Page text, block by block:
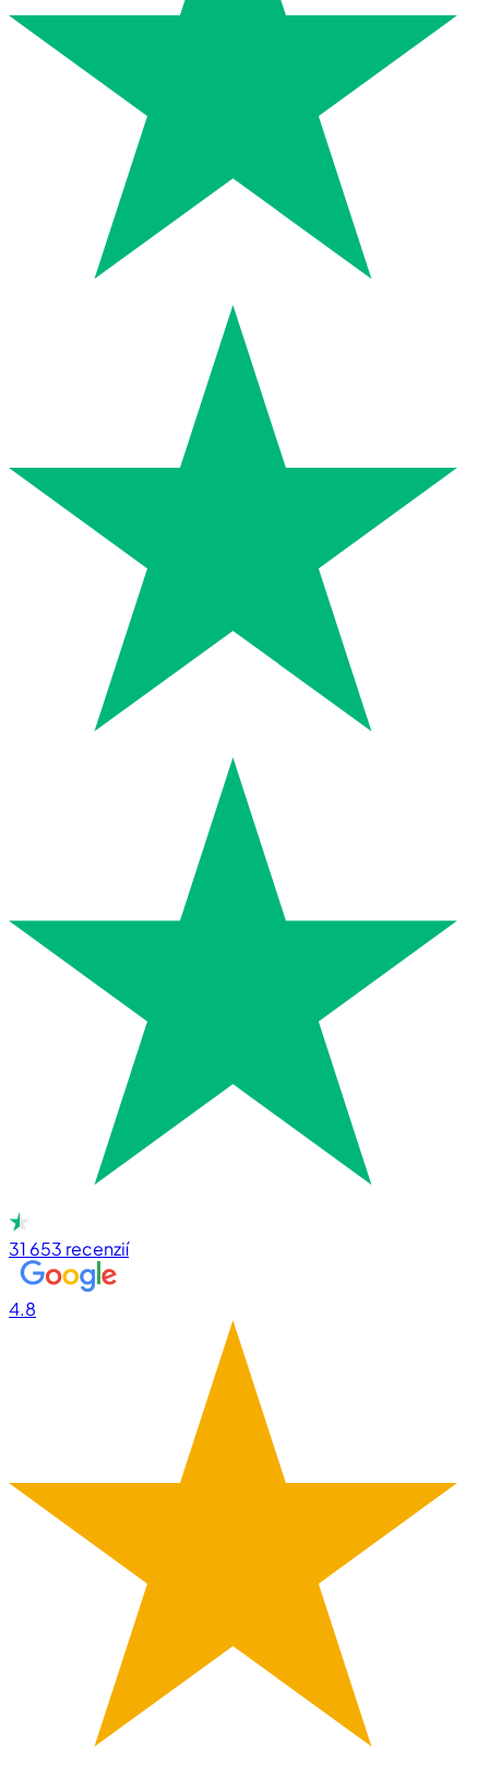
31 653 recenzií
4.8